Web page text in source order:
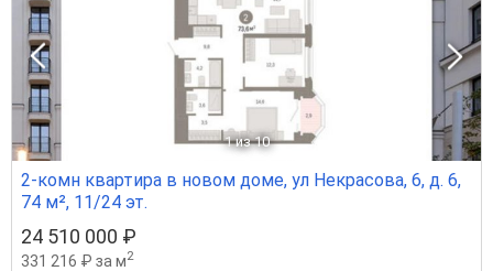
1 из 10
2-комн квартира в новом доме, ул Некрасова, 6, д. 6,
74 м², 11/24 эт.
24 510 000 ₽
331 216 ₽ за м2